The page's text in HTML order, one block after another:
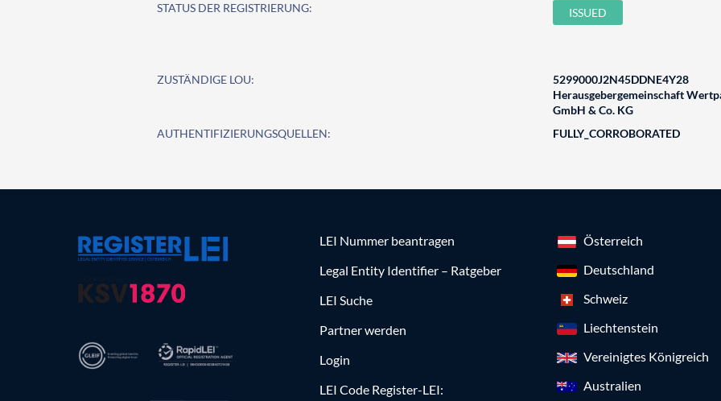
STATUS DER REGISTRIERUNG:
ISSUED
ZUSTÄNDIGE LOU:
5299000J2N45DDNE4Y28
Herausgebergemeinschaft
GmbH & Co. KG
AUTHENTIFIZIERUNGSQUELLEN:
FULLY_CORROBORATED
LEI Nummer beantragen
Legal Entity Identifier – Ratgeber
LEI Suche
Partner werden
Login
LEI Code Register-LEI:
Österreich
Deutschland
Schweiz
Liechtenstein
Vereinigtes Königreich
Australien